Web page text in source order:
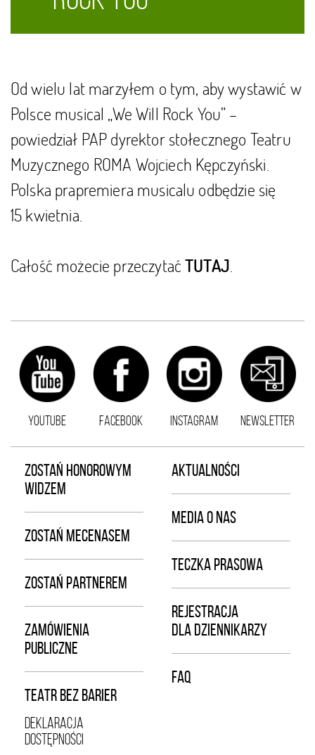
Od wielu lat marzyłem o tym, aby wystawić w
Polsce musical „We Will Rock You” –
powiedział PAP dyrektor stołecznego Teatru
Muzycznego ROMA Wojciech Kępczyński.
Polska prapremiera musicalu odbędzie się
15 kwietnia.
Całość możecie przeczytaćTUTAJ
YOUTUBE FACEBOOK INSTAGRAM NEWSLETTER
ZOSTAŃ HONOROWYM
WIDZEM
ZOSTAŃ MECENASEM
ZOSTAŃ PARTNEREM
ZAMÓWIENIA
PUBLICZNE
TEATR BEZ BARIER
DEKLARACJA
DOSTĘPNOŚCI
AKTUALNOŚCI
MEDIA O NAS
TECZKA PRASOWA
REJESTRACJA
DLA DZIENNIKARZY
FAQ